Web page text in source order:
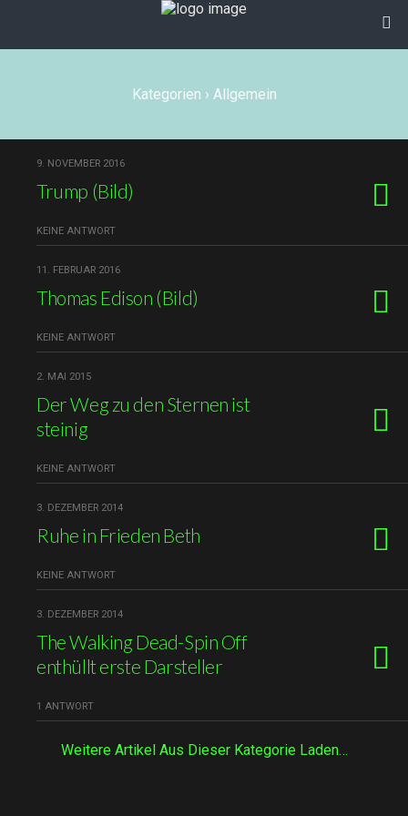
Kategorien › Allgemein
9. NOVEMBER 2016
Trump (Bild)
KEINE ANTWORT
11. FEBRUAR 2016
Thomas Edison (Bild)
KEINE ANTWORT
2. MAI 2015
Der Weg zu den Sternen ist
steinig
KEINE ANTWORT
3. DEZEMBER 2014
Ruhe in Frieden Beth
KEINE ANTWORT
3. DEZEMBER 2014
The Walking Dead-Spin Off
enthüllt erste Darsteller
1 ANTWORT
Weitere Artikel Aus Dieser Kategorie Laden…